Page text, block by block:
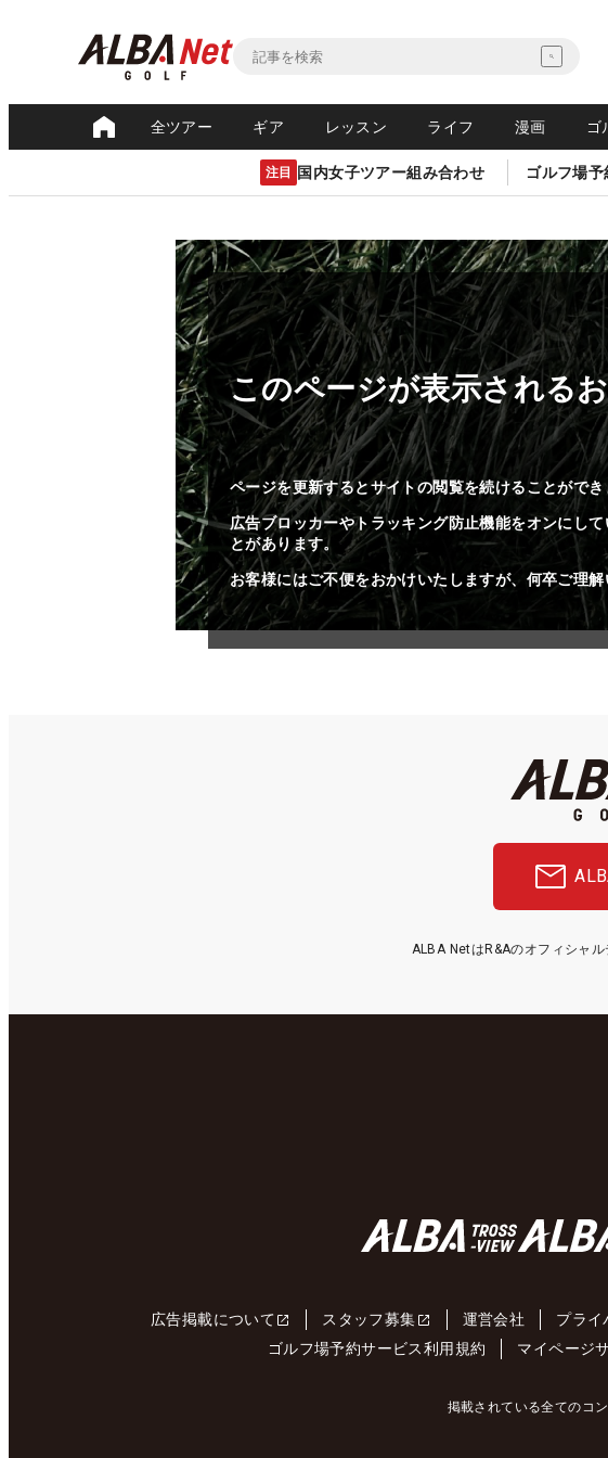
全ツアー ギア レッスン ライフ 漫画 ゴ
注目 国内女子ツアー組み合わせ ゴルフ場
このページが表示される
ページを更新するとサイトの閲覧を続けることができ
広告ブロッカーやトラッキング防止機能をオンにし
とがあります。
お客様にはご不便をおかけいたしますが、何卒ご理
ALBA NetはR&Aのオフィシャ
広告掲載について スタッフ募集 運営会社 プライ
ゴルフ場予約サービス利用規約
マイページ
掲載されている全てのコ